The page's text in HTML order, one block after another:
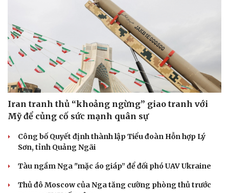
Iran tranh thủ “khoảng ngừng” giao tranh với
Mỹ để củng cố sức mạnh quân sự
Công bố Quyết định thành lập Tiểu đoàn Hỗn hợp Lý
Sơn, tỉnh Quảng Ngãi
Tàu ngầm Nga "mặc áo giáp” để đối phó UAV Ukraine
Thủ đô Moscow của Nga tăng cường phòng thủ trước